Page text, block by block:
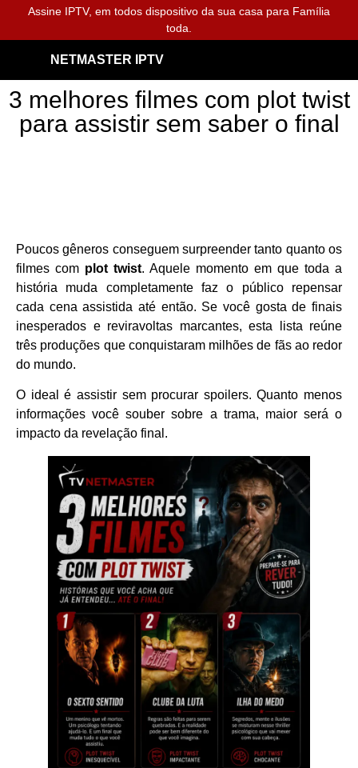
Assine IPTV, em todos dispositivo da sua casa para Família
toda.
NETMASTER IPTV
3 melhores filmes com plot twist
para assistir sem saber o final
Poucos gêneros conseguem surpreender tanto quanto os
filmes com plot twist. Aquele momento em que toda a
história muda completamente faz o público repensar
cada cena assistida até então. Se você gosta de finais
inesperados e reviravoltas marcantes, esta lista reúne
três produções que conquistaram milhões de fãs ao redor
do mundo.
O ideal é assistir sem procurar spoilers. Quanto menos
informações você souber sobre a trama, maior será o
impacto da revelação final.